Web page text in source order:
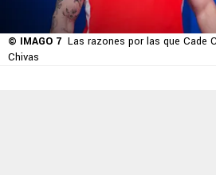
© IMAGO 7 Las razones por las que Cade
Chivas